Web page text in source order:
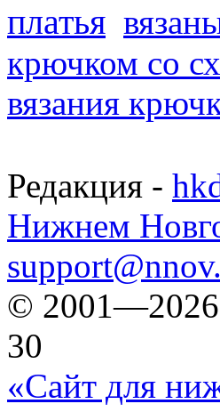
платья
крючком со
вязания
Редакция -
Нижнем
© 2001—2026
30
«Сайт для